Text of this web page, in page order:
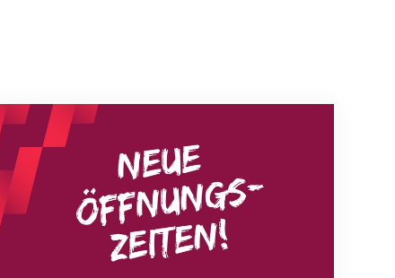
Neue Empfangszeiten ab 1. August 2026